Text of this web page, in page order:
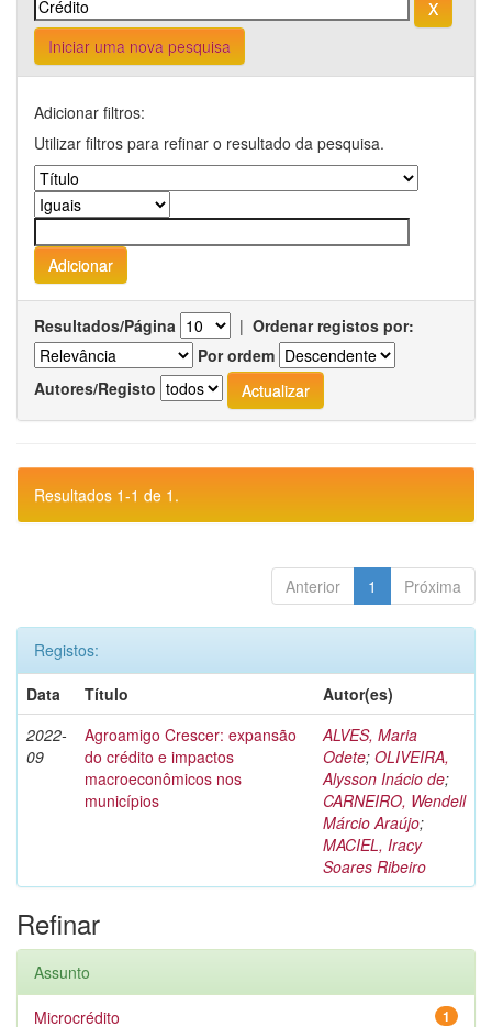
Iniciar uma nova pesquisa
Adicionar filtros:
Utilizar filtros para refinar o resultado da pesquisa.
Resultados/Página | Ordenar registos por:
Por ordem
Autores/Registo
Resultados 1-1 de 1.
Anterior 1 Próxima
Registos:
Data
Título
Autor(es)
2022-
09
Agroamigo Crescer: expansão
do crédito e impactos
macroeconômicos nos
municípios
ALVES, Maria
Odete; OLIVEIRA,
Alysson Inácio de;
CARNEIRO, Wendell
Márcio Araújo;
MACIEL, Iracy
Soares Ribeiro
Refinar
Assunto
1
Microcrédito